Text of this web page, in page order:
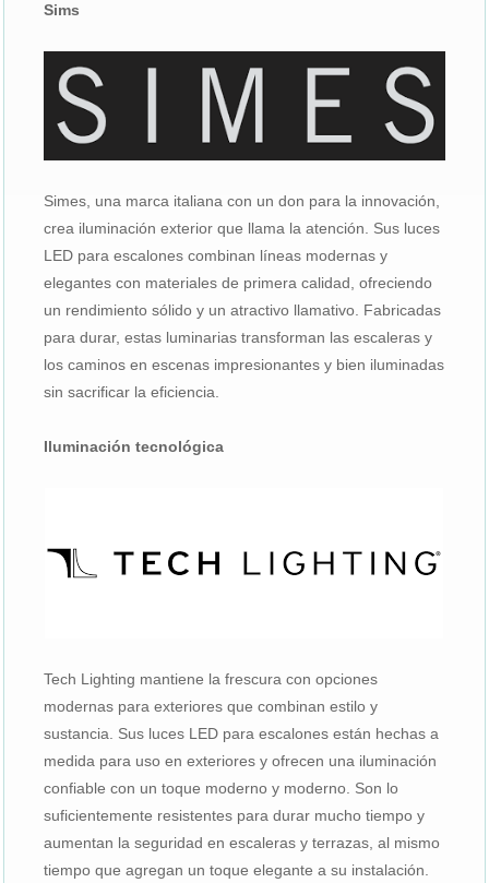
Sims
Simes, una marca italiana con un don para la innovación,
crea iluminación exterior que llama la atención. Sus luces
LED para escalones combinan líneas modernas y
elegantes con materiales de primera calidad, ofreciendo
un rendimiento sólido y un atractivo llamativo. Fabricadas
para durar, estas luminarias transforman las escaleras y
los caminos en escenas impresionantes y bien iluminadas
sin sacrificar la eficiencia.
Iluminación tecnológica
Tech Lighting mantiene la frescura con opciones
modernas para exteriores que combinan estilo y
sustancia. Sus luces LED para escalones están hechas a
medida para uso en exteriores y ofrecen una iluminación
confiable con un toque moderno y moderno. Son lo
suficientemente resistentes para durar mucho tiempo y
aumentan la seguridad en escaleras y terrazas, al mismo
tiempo que agregan un toque elegante a su instalación.